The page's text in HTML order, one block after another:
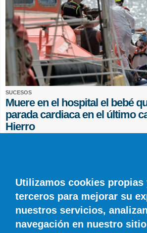
SUCESOS
Muere en el hospital el bebé
parada cardiaca en el último
Hierro
Utilizamos cookies propias
terceros para mejorar su
nuestros servicios,
navegación en nuestro